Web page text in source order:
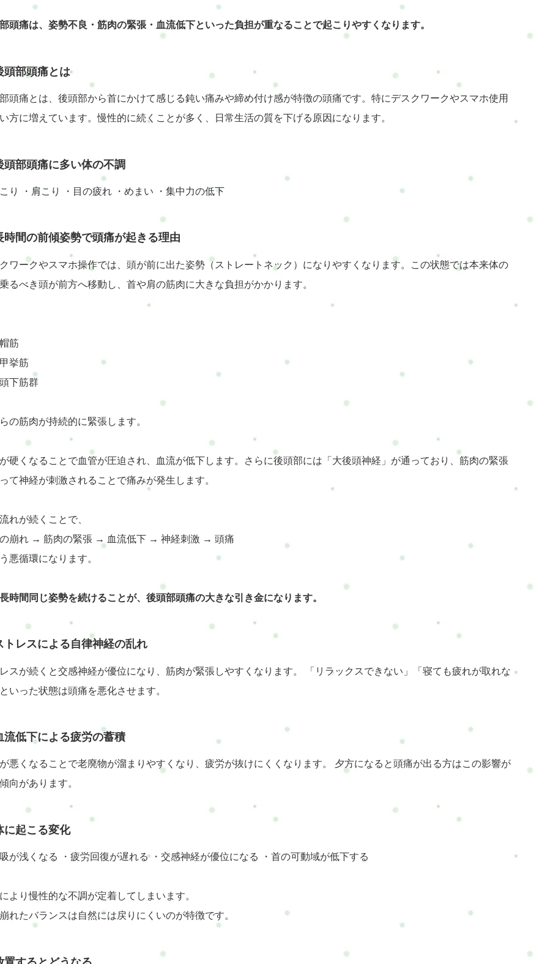
頭痛は、姿勢不良・筋肉の緊張・血流低下といった負担が重なることで起こりやすくなります。
頭部頭痛とは
頭痛とは、後頭部から首にかけて感じる鈍い痛みや締め付け感が特徴の頭痛です。特にデスクワークやスマホ使用
方に増えています。慢性的に続くことが多く、日常生活の質を下げる原因になります。
頭部頭痛に多い体の不調
こり ・肩こり ・目の疲れ ・めまい ・集中力の低下
時間の前傾姿勢で頭痛が起きる理由
ワークやスマホ操作では、頭が前に出た姿勢（ストレートネック）になりやすくなります。この状態では本来体の
乗るべき頭が前方へ移動し、首や肩の筋肉に大きな負担がかかります。
筋
甲挙筋
頭下筋群
の筋肉が持続的に緊張します。
硬くなることで血管が圧迫され、血流が低下します。さらに後頭部には「大後頭神経」が通っており、筋肉の緊張
て神経が刺激されることで痛みが発生します。
れが続くことで、
崩れ → 筋肉の緊張 → 血流低下 → 神経刺激 → 頭痛
悪循環になります。
時間同じ姿勢を続けることが、後頭部頭痛の大きな引き金になります。
トレスによる自律神経の乱れ
スが続くと交感神経が優位になり、筋肉が緊張しやすくなります。 「リラックスできない」「寝ても疲れが取れな
いった状態は頭痛を悪化させます。
流低下による疲労の蓄積
悪くなることで老廃物が溜まりやすくなり、疲労が抜けにくくなります。 夕方になると頭痛が出る方はこの影響が
向があります。
に起こる変化
吸が浅くなる ・疲労回復が遅れる ・交感神経が優位になる ・首の可動域が低下する
より慢性的な不調が定着してしまいます。
れたバランスは自然には戻りにくいのが特徴です。